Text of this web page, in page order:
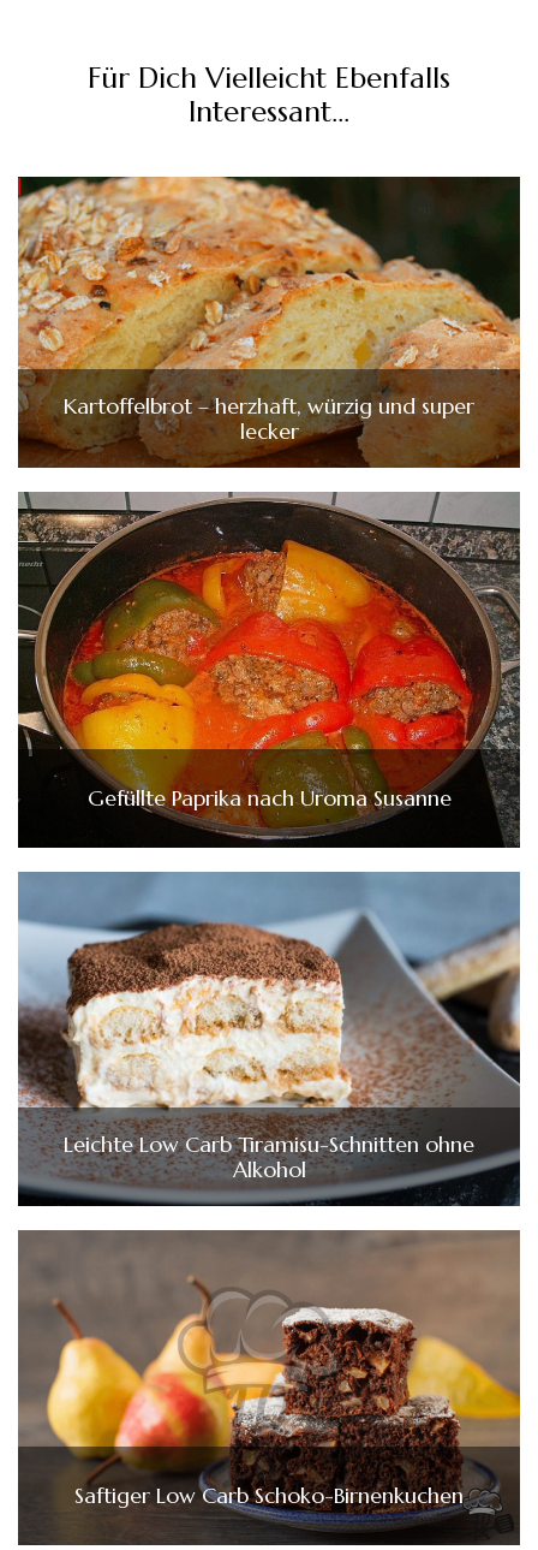
Für Dich Vielleicht Ebenfalls
Interessant...
Kartoffelbrot – herzhaft, würzig und super
lecker
Gefüllte Paprika nach Uroma Susanne
Leichte Low Carb Tiramisu-Schnitten ohne
Alkohol
Saftiger Low Carb Schoko-Birnenkuchen